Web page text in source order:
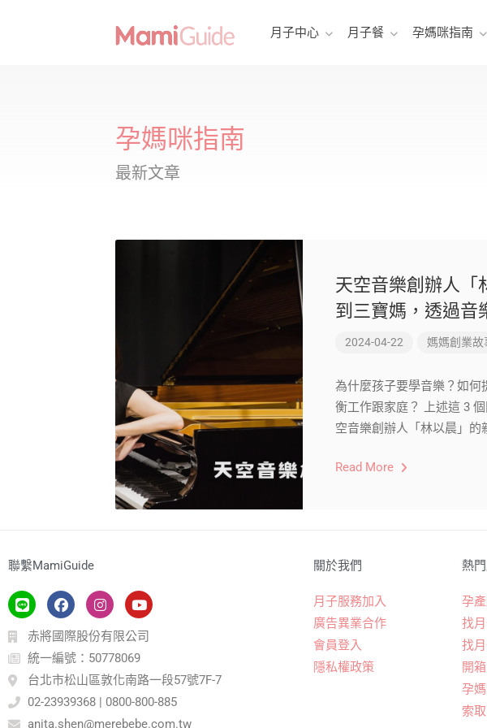
月子中心 月子餐 孕媽咪指南
孕媽咪指南
最新文章
天空音樂創辦人「
到三寶媽，透過音
2024-04-22 媽媽創業故
為什麼孩子要學音樂？如
衡工作跟家庭？ 上述這 3
空音樂創辦人「林以晨」的
Read More
聯繫MamiGuide
赤將國際股份有限公司
統一編號：50778069
台北市松山區敦化南路一段57號7F-7
02-23939368 | 0800-800-885
anita.shen@merebebe.com.tw
關於我們
月子服務加入
廣告異業合作
會員登入
隱私權政策
熱
孕
找
找
開
孕
索